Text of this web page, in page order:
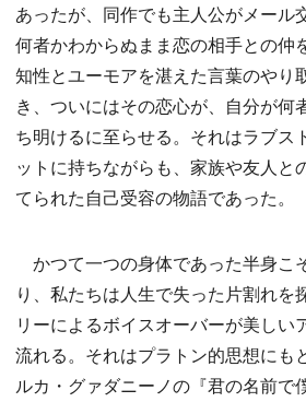
あったが、同作でも主人公がメール
何者かわからぬまま恋の相手との仲
知性とユーモアを湛えた言葉のやり
き、ついにはその恋心が、自分が何
ち明けるに至らせる。それはラブス
ットに持ちながらも、家族や友人と
てられた自己受容の物語であった。
かつて一つの身体であった半身こ
り、私たちは人生で失った片割れを
リーによるボイスオーバーが美しい
流れる。それはプラトン的思想にも
ルカ・グァダニーノの『君の名前で